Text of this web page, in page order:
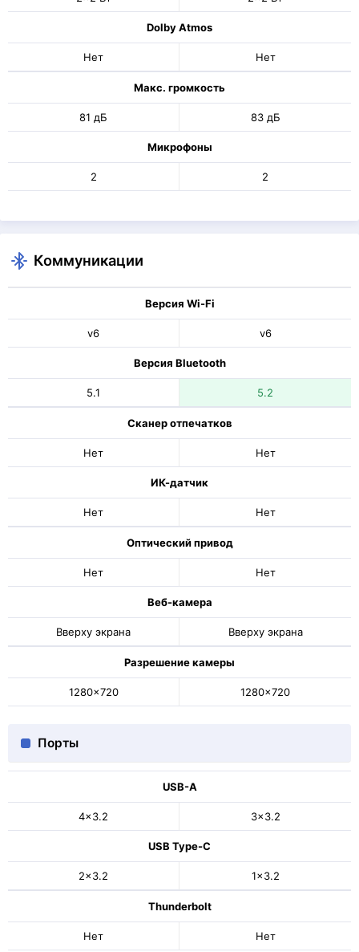
Dolby Atmos
Нет Нет
Макс. громкость
81 дБ 83 дБ
Микрофоны
2 2
Коммуникации
Версия Wi-Fi
v6 v6
Версия Bluetooth
5.1 5.2
Сканер отпечатков
Нет Нет
ИК-датчик
Нет Нет
Оптический привод
Нет Нет
Веб-камера
Вверху экрана Вверху экрана
Разрешение камеры
1280x720 1280x720
Порты
USB-A
4x3.2 3x3.2
USB Type-C
2x3.2 1x3.2
Thunderbolt
Нет Нет